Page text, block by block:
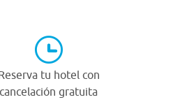
tu hotel con
cancelación gratuita